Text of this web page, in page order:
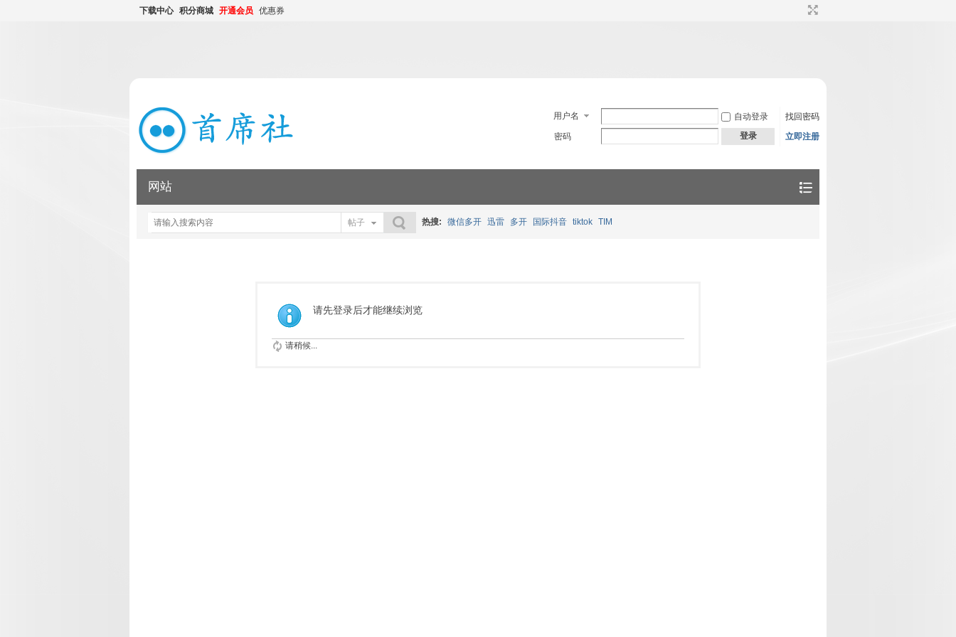
下载中心 积分商城 开通会员 优惠券
用户名 自动登录
找回密码
密码
登录 立即注册
网站
帖子 热搜: 微信多开 迅雷 多开 国际抖音 tiktok TIM
请先登录后才能继续浏览
请稍候...